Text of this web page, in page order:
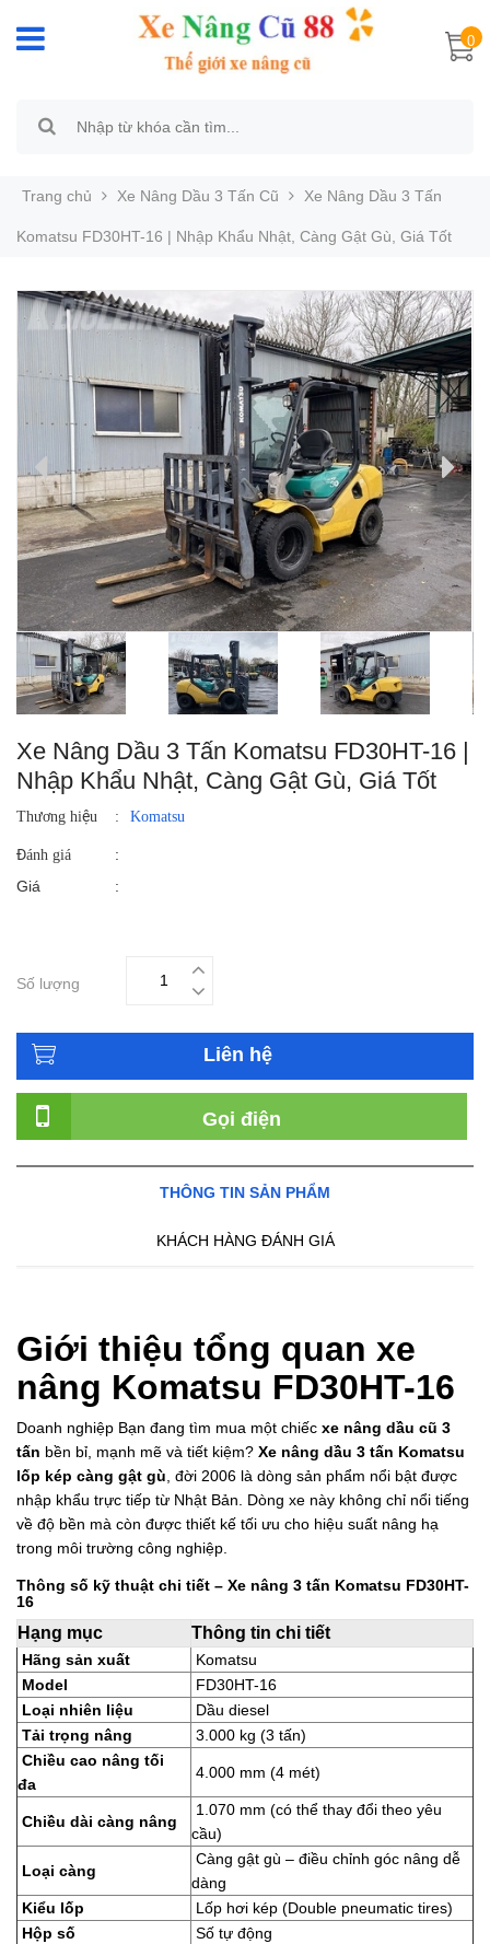
0
Trang chủ Xe Nâng Dầu 3 Tấn Cũ Xe Nâng Dầu 3 Tấn
Komatsu FD30HT-16 | Nhập Khẩu Nhật, Càng Gật Gù, Giá Tốt
Xe Nâng Dầu 3 Tấn Komatsu FD30HT-16 |
Nhập Khẩu Nhật, Càng Gật Gù, Giá Tốt
Thương hiệu : Komatsu
Đánh giá
:
Giá
:
Số lượng
Liên hệ
Gọi điện
THÔNG TIN SẢN PHẨM
KHÁCH HÀNG ĐÁNH GIÁ
Giới thiệu tổng quan xe
nâng Komatsu FD30HT-16
Doanh nghiệp Bạn đang tìm mua một chiếc xe nâng dầu cũ 3
tấn bền bỉ, mạnh mẽ và tiết kiệm? Xe nâng dầu 3 tấn Komatsu
lốp kép càng gật gù, đời 2006 là dòng sản phẩm nổi bật được
nhập khẩu trực tiếp từ Nhật Bản. Dòng xe này không chỉ nổi tiếng
về độ bền mà còn được thiết kế tối ưu cho hiệu suất nâng hạ
trong môi trường công nghiệp.
Thông số kỹ thuật chi tiết – Xe nâng 3 tấn Komatsu FD30HT-
16
Hạng mục Thông tin chi tiết
Hãng sản xuất
Komatsu
Model
FD30HT-16
Loại nhiên liệu
Dầu diesel
Tải trọng nâng
3.000 kg (3 tấn)
Chiều cao nâng tối
đa
4.000 mm (4 mét)
Chiều dài càng nâng
1.070 mm (có thể thay đổi theo yêu
cầu)
Loại càng
Càng gật gù – điều chỉnh góc nâng dễ
dàng
Kiểu lốp
Lốp hơi kép (Double pneumatic tires)
Hộp số
Số tự động